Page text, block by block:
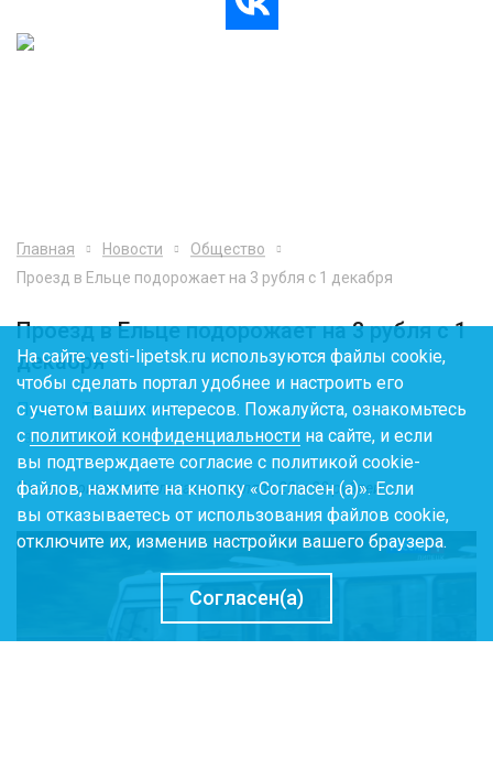
Главная Новости
Общество
Проезд в Ельце подорожает на 3 рубля с 1 декабря
Проезд в Ельце подорожает на 3 рубля с 1
декабря
13.11.2023 11:54
Полина Трофимова
Ранее стоимость билета составляла 23 и 28 рублей
На сайте vesti-lipetsk.ru используются файлы cookie,
чтобы сделать портал удобнее и настроить его
с учетом ваших интересов. Пожалуйста, ознакомьтесь
с политикой конфиденциальности на сайте, и если
вы подтверждаете согласие с политикой cookie-
файлов, нажмите на кнопку «Согласен (а)». Если
вы отказываетесь от использования файлов cookie,
отключите их, изменив настройки вашего браузера.
Согласен(а)